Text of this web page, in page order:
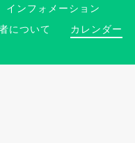
インフォメーション
について
カレンダー